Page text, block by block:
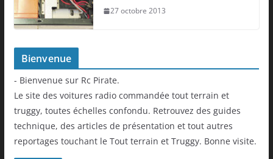
27 octobre 2013
Bienvenue
- Bienvenue sur Rc Pirate.
Le site des voitures radio commandée tout terrain et
truggy, toutes échelles confondu. Retrouvez des guides
technique, des articles de présentation et tout autres
reportages touchant le Tout terrain et Truggy. Bonne visite.